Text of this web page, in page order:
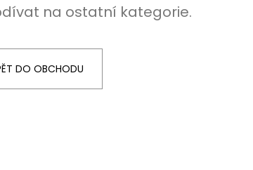
na ostatní kategorie.
DO OBCHODU
STŘÍŽ 1 KG